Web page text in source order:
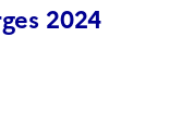
2024